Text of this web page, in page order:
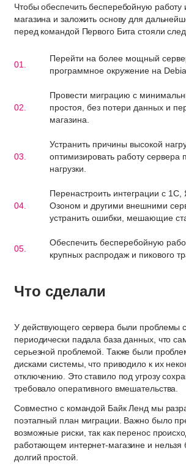
Чтобы обеспечить бесперебойную работу
магазина и заложить основу для
перед командой Первого Бита стояли
Перейти на более мощный
программное окружение на
Провести миграцию с
простоя, без потери данных и
магазина.
Устранить причины высокой
оптимизировать работу сервера
нагрузки.
Перенастроить интеграции с 1С,
Озоном и другими внешними
устранить ошибки, мешающие
Обеспечить бесперебойную
крупных распродаж и пикового
Что сделали
У действующего сервера были проблемы
периодически падала база данных, что
серьезной проблемой. Также были
дисками системы, что приводило к их
отключению. Это ставило под угрозу
требовало оперативного вмешательства.
Совместно с командой Байк Ленд мы
поэтапный план миграции. Важно было
возможные риски, так как перенос
работающем интернет-магазине и нельзя
долгий простой.